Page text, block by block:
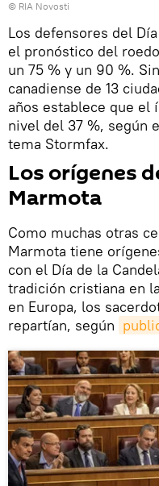
© RIA Novosti
Los defensores del
el pronóstico del
un 75 % y un 90 %.​
canadiense de 13
años establece que el
nivel del 37 %, según
tema Stormfax.​
Los orígenes
Marmota
Como muchas otras
Marmota tiene
con el Día de la
tradición cristiana en
en Europa, los
repartían, según